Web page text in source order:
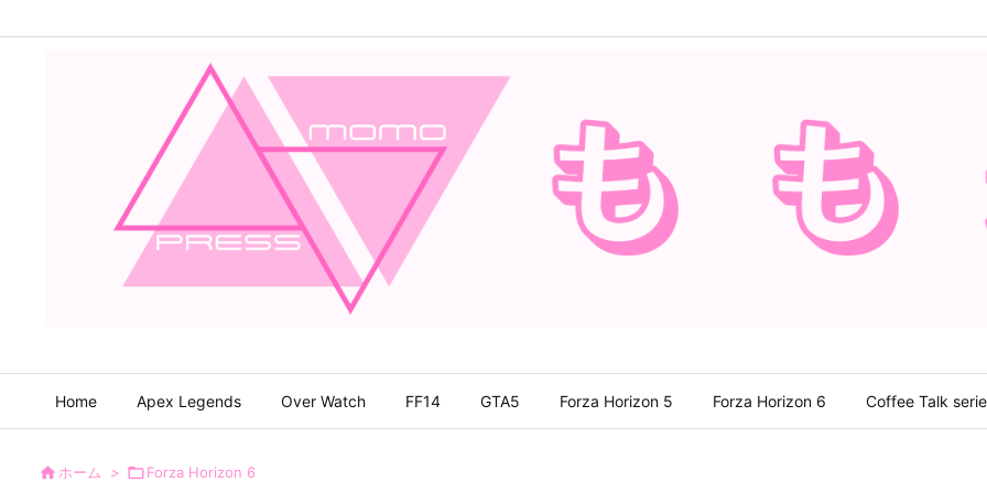
Home Apex Legends Over Watch FF14 GTA5 Forza Horizon 5 Forza Horizon 6 Coffee Talk
 ホーム > Forza Horizon 6